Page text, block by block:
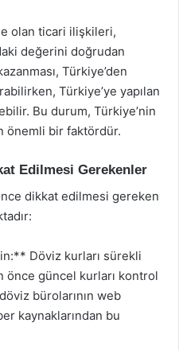
olan ticari ilişkileri,
değerini doğrudan
Türkiye’den
Türkiye’ye yapılan
Bu durum, Türkiye’nin
önemli bir faktördür.
Edilmesi Gerekenler
dikkat edilmesi gereken
Döviz kurları sürekli
önce güncel kurları kontrol
bürolarının web
kaynaklarından bu